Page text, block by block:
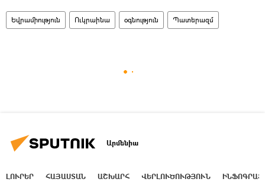
Եվրամիություն Ուկրաինա օգնություն Պատերազմ
Արմենիա
ԼՈՒՐԵՐ ՀԱՅԱՍՏԱՆ ԱՇԽԱՐՀ ՎԵՐԼՈՒԾՈՒԹՅՈՒՆ